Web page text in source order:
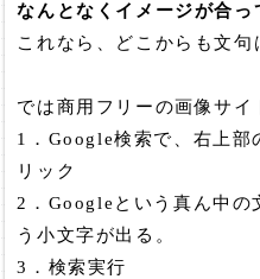
なんとなくイメージが合っ
これなら、どこからも文句
では商用フリーの画像サイ
1．Google検索で、右上部
リック
2．Googleという真ん中の
う小文字が出る。
3．検索実行